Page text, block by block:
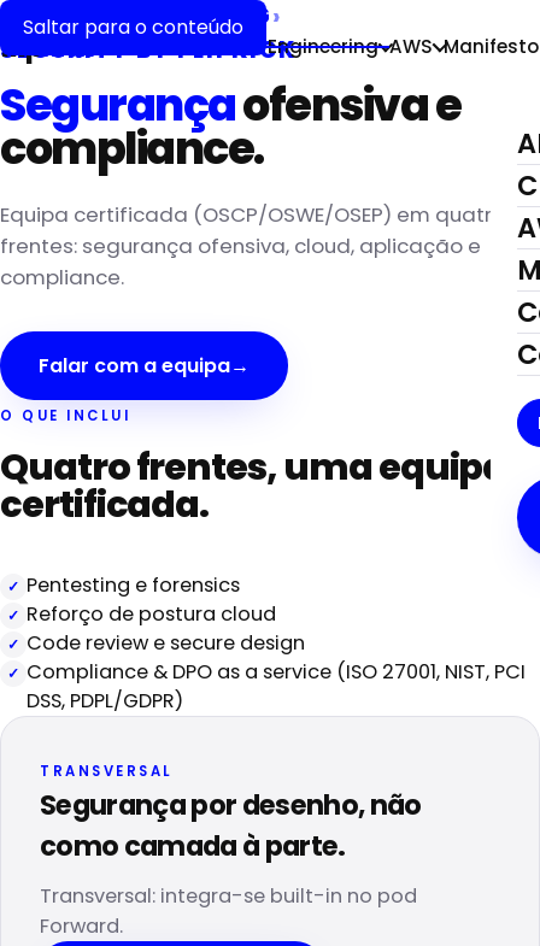
Saltar para o conteúdo
flipkick Cloud Engineering AWS
CLOUD ENGINEERING›
SECURITY BY FLIPKICK
Segurançaofensiva e
compliance.
Equipa certificada (OSCP/OSWE/OSEP) em quatro
frentes: segurança ofensiva, cloud, aplicação e
compliance.
Falar com a equipa→
O QUE INCLUI
Quatro frentes, uma equipa
certificada.
Pentesting e forensics
Reforço de postura cloud
Code review e secure design
Compliance & DPO as a service (ISO 27001, NIST, PCI
DSS, PDPL/GDPR)
TRANSVERSAL
Segurança por desenho, não
como camada à parte.
Transversal: integra-se built-in no pod
Forward.